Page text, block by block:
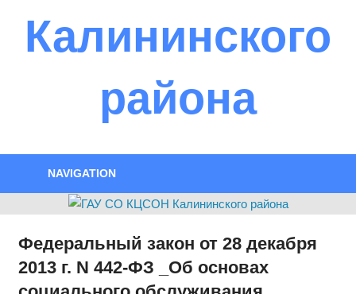
Калининского
района
NAVIGATION
Федеральный закон от 28 декабря
2013 г. N 442-ФЗ _Об основах